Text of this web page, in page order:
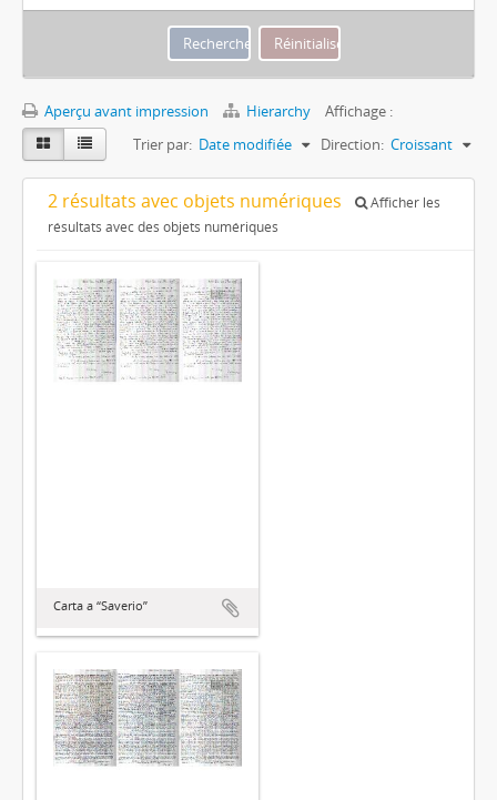
Aperçu avant impression Hierarchy
Affichage :
Trier par: Date modifiée Direction: Croissant
2 résultats avec objets numériques
Afficher les
résultats avec des objets numériques
Carta a “Saverio”